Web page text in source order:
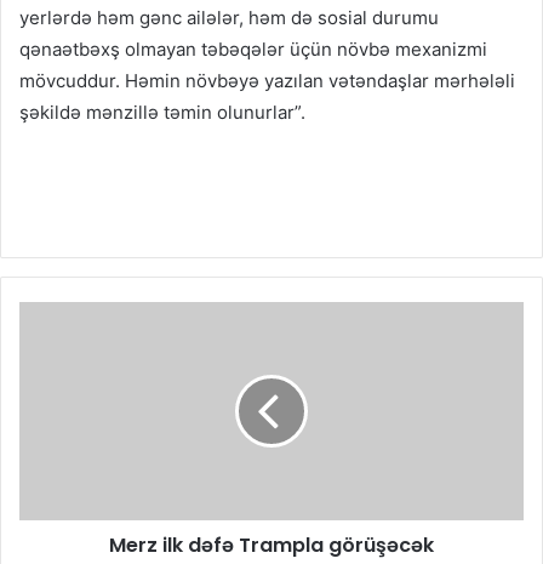
yerlərdə həm gənc ailələr, həm də sosial durumu
qənaətbəxş olmayan təbəqələr üçün növbə mexanizmi
mövcuddur. Həmin növbəyə yazılan vətəndaşlar mərhələli
şəkildə mənzillə təmin olunurlar”.
Merz ilk dəfə Trampla görüşəcək